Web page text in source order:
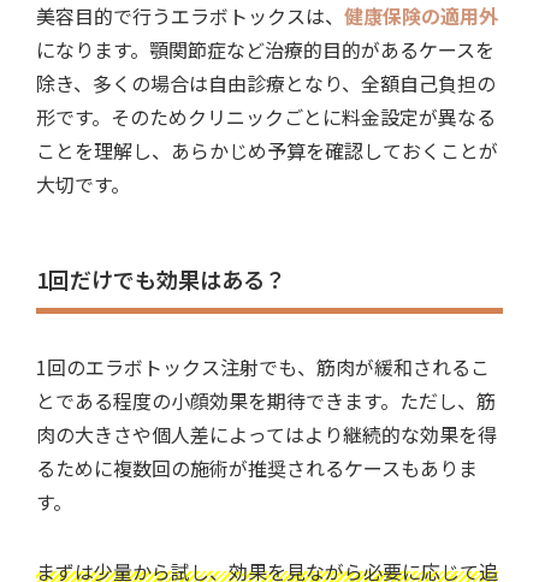
美容目的で行うエラボトックスは、 健康保険の適用外
になります。顎関節症など治療的目的があるケースを
除き、多くの場合は自由診療となり、全額自己負担の
形です。そのためクリニックごとに料金設定が異なる
ことを理解し、あらかじめ予算を確認しておくことが
大切です。
1回だけでも効果はある？
1回のエラボトックス注射でも、筋肉が緩和されるこ
とである程度の小顔効果を期待できます。ただし、筋
肉の大きさや個人差によってはより継続的な効果を得
るために複数回の施術が推奨されるケースもありま
す。
まずは少量から試し、効果を見ながら必要に応じて追